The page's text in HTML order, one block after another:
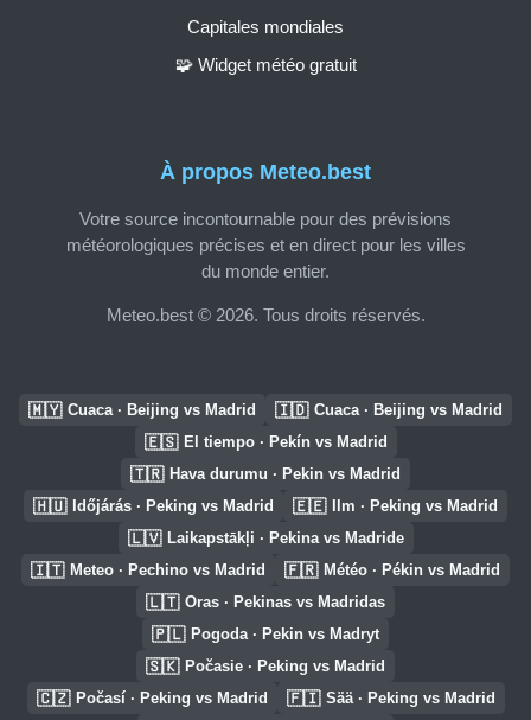
À propos Meteo.best
Votre source incontournable pour des prévisions
météorologiques précises et en direct pour les villes
du monde entier.
Meteo.best © 2026. Tous droits réservés.
Capitales mondiales
🧩 Widget météo gratuit
🇲🇾 Cuaca · Beijing vs Madrid 🇮🇩 Cuaca · Beijing vs Madrid
🇪🇸 El tiempo · Pekín vs Madrid
🇹🇷 Hava durumu · Pekin vs Madrid
🇭🇺 Időjárás · Peking vs Madrid 🇪🇪 Ilm · Peking vs Madrid
🇱🇻 Laikapstākļi · Pekina vs Madride
🇮🇹 Meteo · Pechino vs Madrid 🇫🇷 Météo · Pékin vs Madrid
🇱🇹 Oras · Pekinas vs Madridas
🇵🇱 Pogoda · Pekin vs Madryt
🇸🇰 Počasie · Peking vs Madrid
🇨🇿 Počasí · Peking vs Madrid 🇫🇮 Sää · Peking vs Madrid